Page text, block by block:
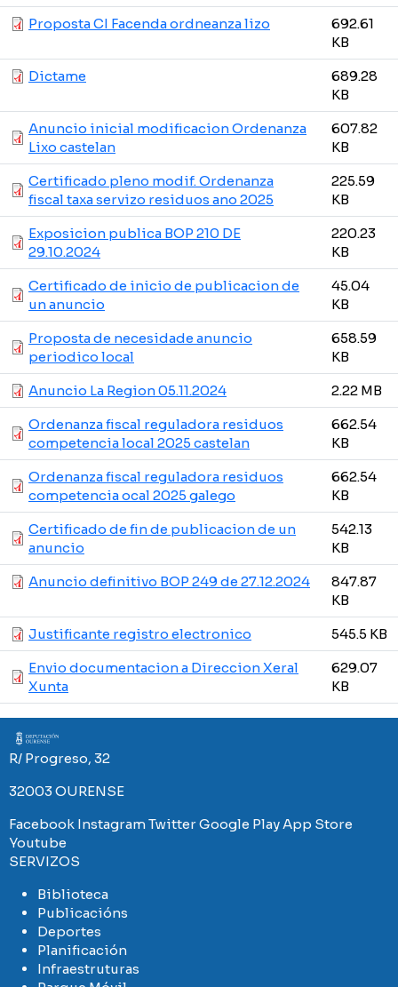
Proposta CI Facenda ordneanza lizo
692.61
KB
Dictame
689.28
KB
Anuncio inicial modificacion Ordenanza
Lixo castelan
607.82
KB
Certificado pleno modif. Ordenanza
fiscal taxa servizo residuos ano 2025
225.59
KB
Exposicion publica BOP 210 DE
29.10.2024
220.23
KB
Certificado de inicio de publicacion de
un anuncio
45.04
KB
Proposta de necesidade anuncio
periodico local
658.59
KB
Anuncio La Region 05.11.2024
2.22 MB
Ordenanza fiscal reguladora residuos
competencia local 2025 castelan
662.54
KB
Ordenanza fiscal reguladora residuos
competencia ocal 2025 galego
662.54
KB
Certificado de fin de publicacion de un
anuncio
542.13
KB
Anuncio definitivo BOP 249 de 27.12.2024
847.87
KB
Justificante registro electronico
545.5 KB
Envio documentacion a Direccion Xeral
Xunta
629.07
KB
Imaxe
R/ Progreso, 32
32003 OURENSE
Facebook InstagramTwitterGoogle Play App Store
Youtube
SERVIZOS
Biblioteca
Publicacións
Deportes
Planificación
Infraestruturas